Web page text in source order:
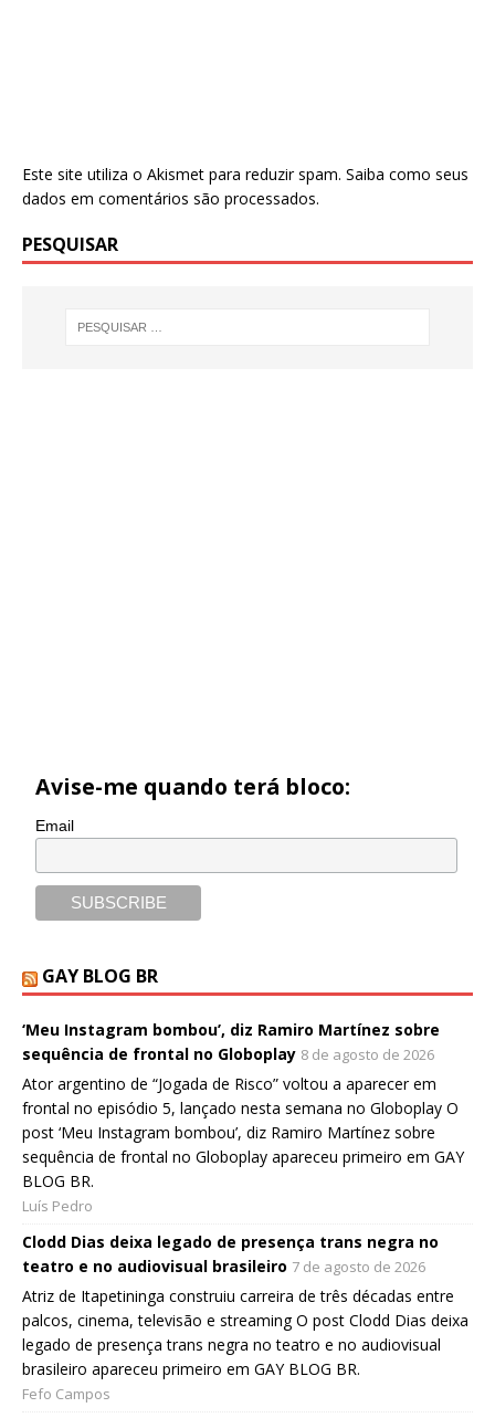
Este site utiliza o Akismet para reduzir spam. Saiba como seus
dados em comentários são processados.
PESQUISAR
Avise-me quando terá bloco:
Email
GAY BLOG BR
‘Meu Instagram bombou’, diz Ramiro Martínez sobre
sequência de frontal no Globoplay 8 de agosto de 2026
Ator argentino de “Jogada de Risco” voltou a aparecer em
frontal no episódio 5, lançado nesta semana no Globoplay O
post ‘Meu Instagram bombou’, diz Ramiro Martínez sobre
sequência de frontal no Globoplay apareceu primeiro em GAY
BLOG BR.
Luís Pedro
Clodd Dias deixa legado de presença trans negra no
teatro e no audiovisual brasileiro 7 de agosto de 2026
Atriz de Itapetininga construiu carreira de três décadas entre
palcos, cinema, televisão e streaming O post Clodd Dias deixa
legado de presença trans negra no teatro e no audiovisual
brasileiro apareceu primeiro em GAY BLOG BR.
Fefo Campos